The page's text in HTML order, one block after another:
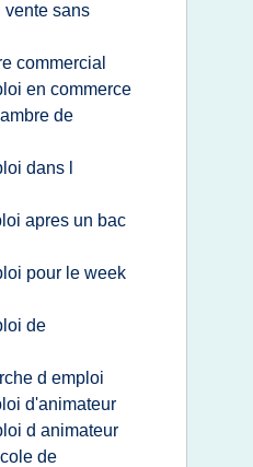
vente sans
commercial
en commerce
de
dans l
apres un bac
pour le week
de
d emploi
d'animateur
d animateur
de